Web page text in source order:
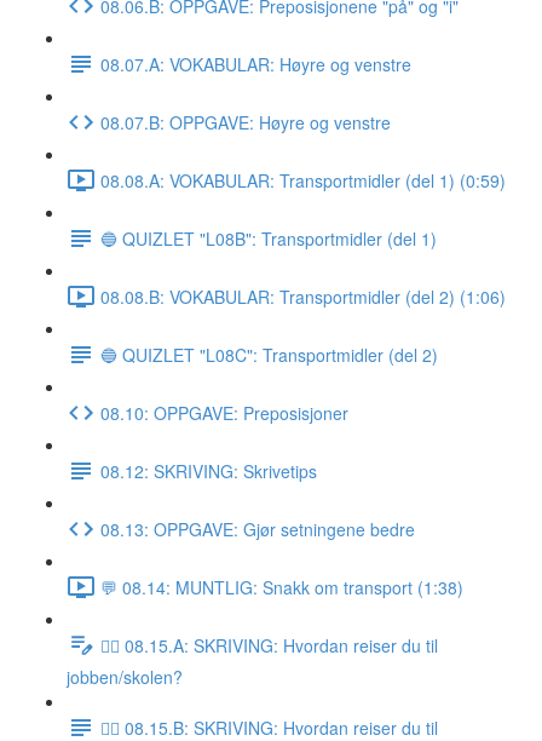
08.06.B: OPPGAVE: Preposisjonene "på" og "i"
08.07.A: VOKABULAR: Høyre og venstre
08.07.B: OPPGAVE: Høyre og venstre
08.08.A: VOKABULAR: Transportmidler (del 1) (0:59)
🔵 QUIZLET "L08B": Transportmidler (del 1)
08.08.B: VOKABULAR: Transportmidler (del 2) (1:06)
🔵 QUIZLET "L08C": Transportmidler (del 2)
08.10: OPPGAVE: Preposisjoner
08.12: SKRIVING: Skrivetips
08.13: OPPGAVE: Gjør setningene bedre
💬 08.14: MUNTLIG: Snakk om transport (1:38)
✍🏼 08.15.A: SKRIVING: Hvordan reiser du til
jobben/skolen?
✍🏼 08.15.B: SKRIVING: Hvordan reiser du til